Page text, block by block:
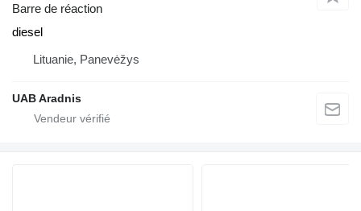
Barre de réaction
diesel
Lituanie, Panevėžys
UAB Aradnis